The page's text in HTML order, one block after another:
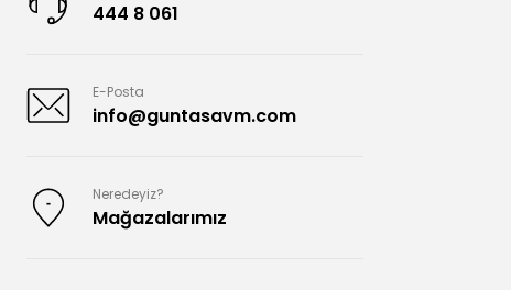
444 8 061
E-Posta
info@guntasavm.com
Neredeyiz?
Mağazalarımız